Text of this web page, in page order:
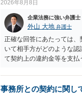
れているアプリについて
ビス設計にすれば資金移
ビスの仕組みを確認した上
2026年8月8日
企業法務に強い弁護士
外山 大地 弁護士
正確な回答にあたっては
いて相手方がどのような
て契約上の違約金等を支
検討いただければと存じま
事務所との契約に関し